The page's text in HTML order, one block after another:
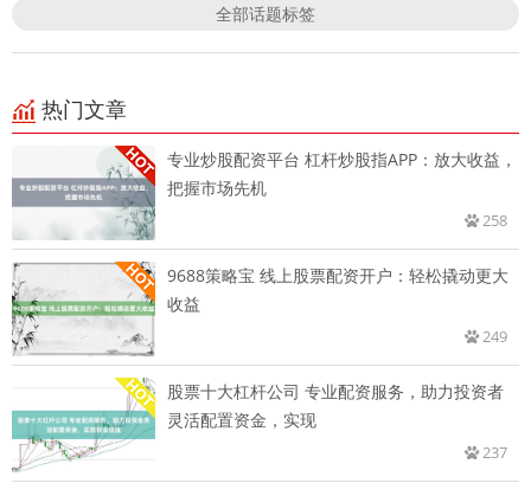
全部话题标签
热门文章
专业炒股配资平台 杠杆炒股指APP：放大收益，
把握市场先机
258
9688策略宝 线上股票配资开户：轻松撬动更大
收益
249
股票十大杠杆公司 专业配资服务，助力投资者
灵活配置资金，实现
237